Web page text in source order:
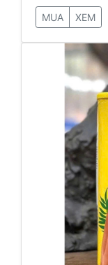
MUA XEM